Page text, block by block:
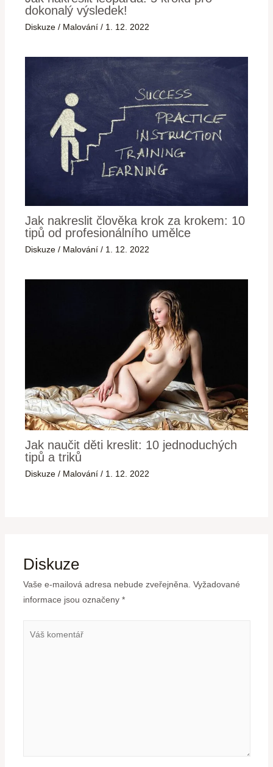
dokonalý výsledek!
Diskuze / Malování / 1. 12. 2022
Jak nakreslit člověka krok za krokem: 10
tipů od profesionálního umělce
Diskuze / Malování / 1. 12. 2022
Jak naučit děti kreslit: 10 jednoduchých
tipů a triků
Diskuze / Malování / 1. 12. 2022
Diskuze
Vaše e-mailová adresa nebude zveřejněna. Vyžadované
informace jsou označeny *